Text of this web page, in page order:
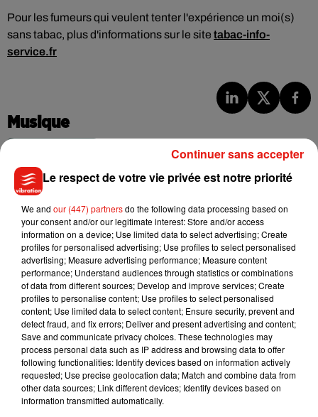
Pour les fumeurs qui veulent tenter l'expérience un moi(s)
sans tabac, plus d'informations sur le site tabac-info-
service.fr
Musique
Benny Blanco invite Selena Gomez et
Becky G sur son nouveau single
4 août 2026
Tiny Desk invite Charlie Puth pour une
live session solaire
4 août 2026
Ariana Grande prendra une pause après
sa tournée mondiale
Le respect de votre vie privée est notre priorité
We and our (447) partnersdo the following data processing based on
your consent and/or our legitimate interest: Store and/or access
information on a device; Use limited data to select advertising; Create
profiles for personalised advertising; Use profiles to select personalised
advertising; Measure advertising performance; Measure content
performance; Understand audiences through statistics or combinations
of data from different sources; Develop and improve services; Create
profiles to personalise content; Use profiles to select personalised
content; Use limited data to select content; Ensure security, prevent and
detect fraud, and fix errors; Deliver and present advertising and content;
Save and communicate privacy choices. These technologies may
process personal data such as IP address and browsing data to offer
following functionalities: Identify devices based on information actively
requested; Use precise geolocation data; Match and combine data from
other data sources; Link different devices; Identify devices based on
information transmitted automatically.
Continuer sans accepter